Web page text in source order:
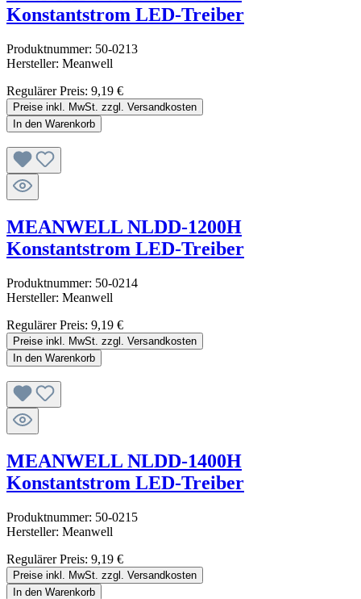
Konstantstrom LED-Treiber
Produktnummer: 50-0213
Hersteller: Meanwell
Regulärer Preis: 9,19 €
Preise inkl. MwSt. zzgl. Versandkosten
In den Warenkorb
MEANWELL NLDD-1200H
Konstantstrom LED-Treiber
Produktnummer: 50-0214
Hersteller: Meanwell
Regulärer Preis: 9,19 €
Preise inkl. MwSt. zzgl. Versandkosten
In den Warenkorb
MEANWELL NLDD-1400H
Konstantstrom LED-Treiber
Produktnummer: 50-0215
Hersteller: Meanwell
Regulärer Preis: 9,19 €
Preise inkl. MwSt. zzgl. Versandkosten
In den Warenkorb